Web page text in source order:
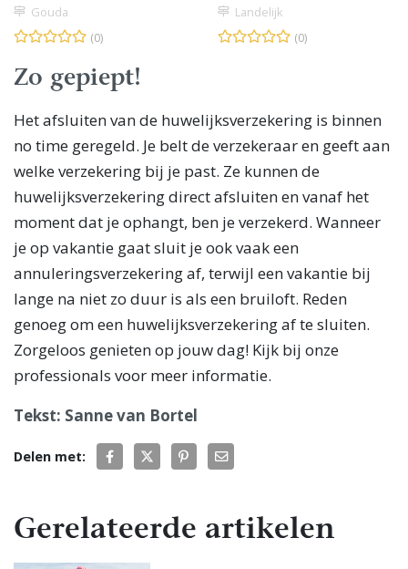
Gouda
(0)
Landelijk
(0)
Zo gepiept!
Het afsluiten van de huwelijksverzekering is binnen
no time geregeld. Je belt de verzekeraar en geeft aan
welke verzekering bij je past. Ze kunnen de
huwelijksverzekering direct afsluiten en vanaf het
moment dat je ophangt, ben je verzekerd. Wanneer
je op vakantie gaat sluit je ook vaak een
annuleringsverzekering af, terwijl een vakantie bij
lange na niet zo duur is als een bruiloft. Reden
genoeg om een huwelijksverzekering af te sluiten.
Zorgeloos genieten op jouw dag! Kijk bij onze
professionals voor meer informatie.
Tekst: Sanne van Bortel
Delen met:
Gerelateerde artikelen